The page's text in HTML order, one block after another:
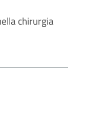
chirurgia